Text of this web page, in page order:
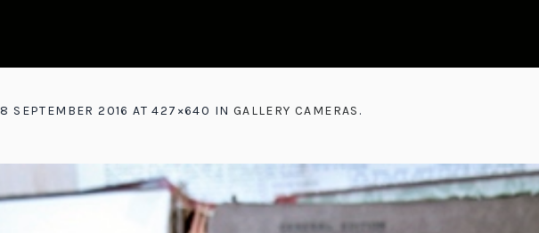
SEPTEMBER 2016 AT 427×640 IN GALLERY CAMERAS .